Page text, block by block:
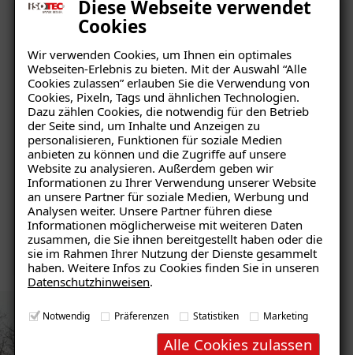
Diese Webseite verwendet
Cookies
Wir verwenden Cookies, um Ihnen ein optimales
Webseiten-Erlebnis zu bieten. Mit der Auswahl “Alle
Cookies zulassen” erlauben Sie die Verwendung von
Cookies, Pixeln, Tags und ähnlichen Technologien.
Dazu zählen Cookies, die notwendig für den Betrieb
der Seite sind, um Inhalte und Anzeigen zu
personalisieren, Funktionen für soziale Medien
anbieten zu können und die Zugriffe auf unsere
Website zu analysieren. Außerdem geben wir
Informationen zu Ihrer Verwendung unserer Website
an unsere Partner für soziale Medien, Werbung und
Analysen weiter. Unsere Partner führen diese
Informationen möglicherweise mit weiteren Daten
zusammen, die Sie ihnen bereitgestellt haben oder die
sie im Rahmen Ihrer Nutzung der Dienste gesammelt
haben. Weitere Infos zu Cookies finden Sie in unseren
Datenschutzhinweisen.
Notwendig Präferenzen Statistiken Marketing
Alle Cookies zulassen
Umweltfreundlich, ökologischer
Baustoff
Behagliches Raumklima durch
klimaregulierende Wirkung
Wertsteigerung der Immobilie
Schnelle Nutzung als Wohnraum
Nicht brennbar
Ratgeber „Schimmel“
– jetzt kostenlos erhalten!
E-Mail eingeben